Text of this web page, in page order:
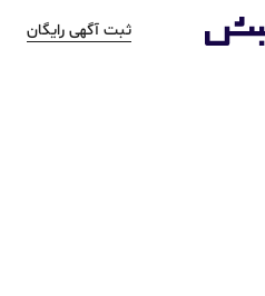
ثبت آگهی رایگان